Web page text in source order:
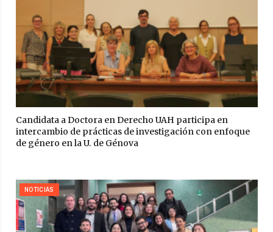
Candidata a Doctora en Derecho UAH participa en
intercambio de prácticas de investigación con enfoque
de género en la U. de Génova
NOTICIAS